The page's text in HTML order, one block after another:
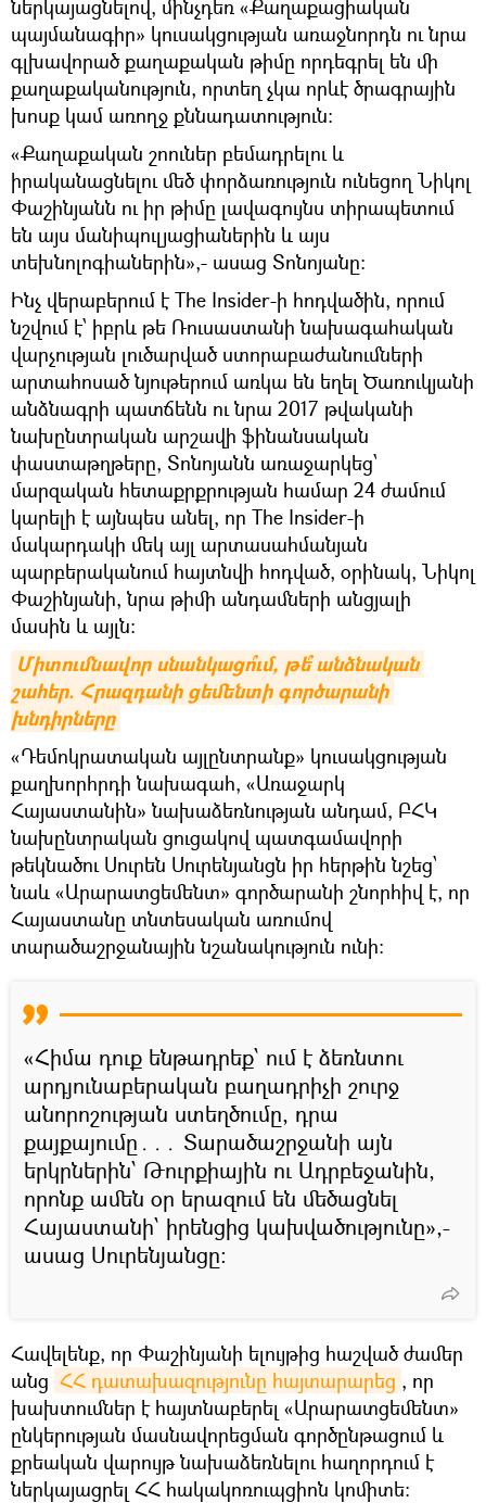
ներկայացնելով, մինչդեռ «Քաղաքացիական
պայմանագիր» կուսակցության առաջնորդն ու նրա
գլխավորած քաղաքական թիմը որդեգրել են մի
քաղաքականություն, որտեղ չկա որևէ ծրագրային
խոսք կամ առողջ քննադատություն։
«Քաղաքական շոուներ բեմադրելու և
իրականացնելու մեծ փորձառություն ունեցող Նիկոլ
Փաշինյանն ու իր թիմը լավագույնս տիրապետում
են այս մանիպուլյացիաներին և այս
տեխնոլոգիաներին»,- ասաց Տոնոյանը։
Ինչ վերաբերում է The Insider-ի հոդվածին, որում
նշվում է՝ իբրև թե Ռուսաստանի նախագահական
վարչության լուծարված ստորաբաժանումների
արտահոսած նյութերում առկա են եղել Ծառուկյանի
անձնագրի պատճենն ու նրա 2017 թվականի
նախընտրական արշավի ֆինանսական
փաստաթղթերը, Տոնոյանն առաջարկեց՝
մարզական հետաքրքրության համար 24 ժամում
կարելի է այնպես անել, որ The Insider-ի
մակարդակի մեկ այլ արտասահմանյան
պարբերականում հայտնվի հոդված, օրինակ, Նիկոլ
Փաշինյանի, նրա թիմի անդամների անցյալի
մասին և այլն։
Միտումնավոր սնանկացո՞ւմ, թե՞ անձնական
շահեր. Հրազդանի ցեմենտի գործարանի
խնդիրները
«Դեմոկրատական այլընտրանք» կուսակցության
քաղխորհրդի նախագահ, «Առաջարկ
Հայաստանին» նախաձեռնության անդամ, ԲՀԿ
նախընտրական ցուցակով պատգամավորի
թեկնածու Սուրեն Սուրենյանցն իր հերթին նշեց՝
նաև «Արարատցեմենտ» գործարանի շնորհիվ է, որ
Հայաստանը տնտեսական առումով
տարածաշրջանային նշանակություն ունի։
«Հիմա դուք ենթադրեք՝ ում է ձեռնտու
արդյունաբերական բաղադրիչի շուրջ
անորոշության ստեղծումը, դրա
քայքայումը․․․ Տարածաշրջանի այն
երկրներին՝ Թուրքիային ու Ադրբեջանին,
որոնք ամեն օր երազում են մեծացնել
Հայաստանի՝ իրենցից կախվածությունը»,-
ասաց Սուրենյանցը։
Հավելենք, որ Փաշինյանի ելույթից հաշված ժամեր
անց ՀՀ դատախազությունը հայտարարեց , որ
խախտումներ է հայտնաբերել «Արարատցեմենտ»
ընկերության մասնավորեցման գործընթացում և
քրեական վարույթ նախաձեռնելու հաղորդում է
ներկայացրել ՀՀ հակակոռուպցիոն կոմիտե։